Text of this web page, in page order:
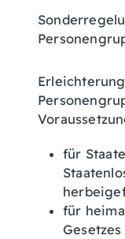
für
für